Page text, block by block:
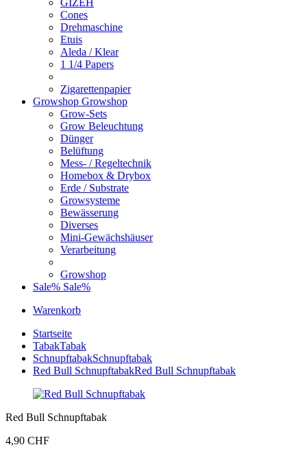
GIZEH
Cones
Drehmaschine
Etuis
Aleda / Klear
1 1/4 Papers
Zigarettenpapier
Growshop Growshop
Grow-Sets
Grow Beleuchtung
Dünger
Belüftung
Mess- / Regeltechnik
Homebox & Drybox
Erde / Substrate
Growsysteme
Bewässerung
Diverses
Mini-Gewächshäuser
Verarbeitung
Growshop
Sale% Sale%
Warenkorb
Startseite
TabakTabak
SchnupftabakSchnupftabak
Red Bull SchnupftabakRed Bull Schnupftabak
Red Bull Schnupftabak
4,90 CHF